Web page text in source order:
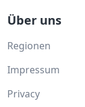
Über uns
Regionen
Impressum
Privacy